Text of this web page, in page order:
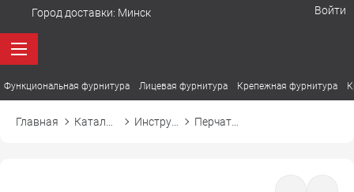
Город доставки: Минск Войти
Функциональная фурнитура Лицевая фурнитура Крепежная фурнитура
Главная